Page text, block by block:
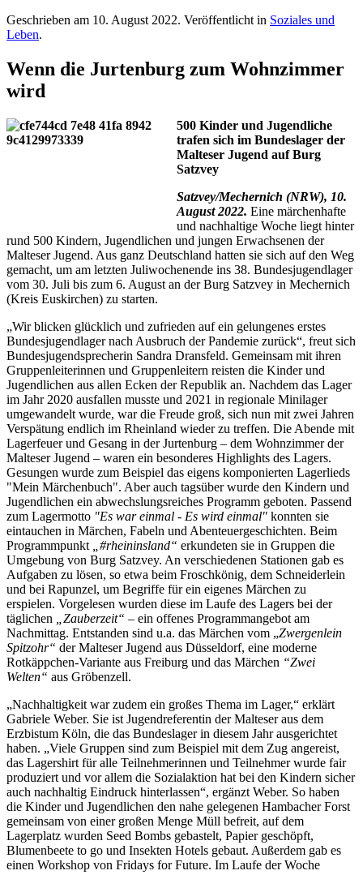
Geschrieben am 10. August 2022. Veröffentlicht in Soziales und
Leben.
Wenn die Jurtenburg zum Wohnzimmer
wird
500 Kinder und Jugendliche
trafen sich im Bundeslager der
Malteser Jugend auf Burg
Satzvey
Satzvey/Mechernich (NRW), 10.
August 2022. Eine märchenhafte
und nachhaltige Woche liegt hinter
rund 500 Kindern, Jugendlichen und jungen Erwachsenen der
Malteser Jugend. Aus ganz Deutschland hatten sie sich auf den Weg
gemacht, um am letzten Juliwochenende ins 38. Bundesjugendlager
vom 30. Juli bis zum 6. August an der Burg Satzvey in Mechernich
(Kreis Euskirchen) zu starten.
„Wir blicken glücklich und zufrieden auf ein gelungenes erstes
Bundesjugendlager nach Ausbruch der Pandemie zurück“, freut sich
Bundesjugendsprecherin Sandra Dransfeld. Gemeinsam mit ihren
Gruppenleiterinnen und Gruppenleitern reisten die Kinder und
Jugendlichen aus allen Ecken der Republik an. Nachdem das Lager
im Jahr 2020 ausfallen musste und 2021 in regionale Minilager
umgewandelt wurde, war die Freude groß, sich nun mit zwei Jahren
Verspätung endlich im Rheinland wieder zu treffen. Die Abende mit
Lagerfeuer und Gesang in der Jurtenburg – dem Wohnzimmer der
Malteser Jugend – waren ein besonderes Highlights des Lagers.
Gesungen wurde zum Beispiel das eigens komponierten Lagerlieds
"Mein Märchenbuch". Aber auch tagsüber wurde den Kindern und
Jugendlichen ein abwechslungsreiches Programm geboten. Passend
zum Lagermotto "Es war einmal - Es wird einmal" konnten sie
eintauchen in Märchen, Fabeln und Abenteuergeschichten. Beim
Programmpunkt
„#rheininsland“ erkundeten sie in Gruppen die
Umgebung von Burg Satzvey. An verschiedenen Stationen gab es
Aufgaben zu lösen, so etwa beim Froschkönig, dem Schneiderlein
und bei Rapunzel, um Begriffe für ein eigenes Märchen zu
erspielen. Vorgelesen wurden diese im Laufe des Lagers bei der
täglichen
„Zauberzeit“ – ein offenes Programmangebot am
Nachmittag. Entstanden sind u.a. das Märchen vom „Zwergenlein
Spitzohr“ der Malteser Jugend aus Düsseldorf, eine moderne
Rotkäppchen-Variante aus Freiburg und das Märchen “Zwei
Welten“ aus Gröbenzell.
„Nachhaltigkeit war zudem ein großes Thema im Lager,“ erklärt
Gabriele Weber. Sie ist Jugendreferentin der Malteser aus dem
Erzbistum Köln, die das Bundeslager in diesem Jahr ausgerichtet
haben. „Viele Gruppen sind zum Beispiel mit dem Zug angereist,
das Lagershirt für alle Teilnehmerinnen und Teilnehmer wurde fair
produziert und vor allem die Sozialaktion hat bei den Kindern sicher
auch nachhaltig Eindruck hinterlassen“, ergänzt Weber. So haben
die Kinder und Jugendlichen den nahe gelegenen Hambacher Forst
gemeinsam von einer großen Menge Müll befreit, auf dem
Lagerplatz wurden Seed Bombs gebastelt, Papier geschöpft,
Blumenbeete to go und Insekten Hotels gebaut. Außerdem gab es
einen Workshop von Fridays for Future. Im Laufe der Woche